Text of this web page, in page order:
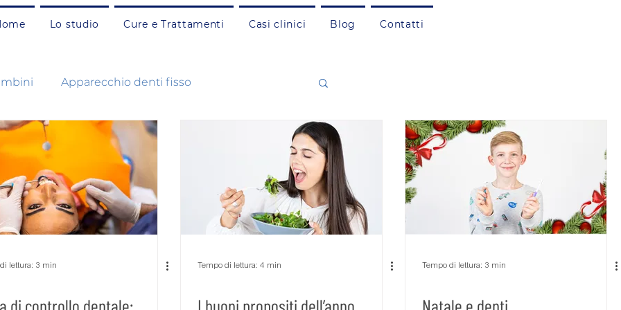
Lo studio Cure e Trattamenti Casi clinici Blog Contatti
Apparecchio denti fisso
Branding Carie e otturazioni adulti
Chirurgia Corsi Endodonzia
Pulizia e prevenzione bambini
lettura: 3 min
di controllo dentale:
Tempo di lettura: 4 min
I buoni propositi dell’anno
Tempo di lettura: 3 min
Natale e denti